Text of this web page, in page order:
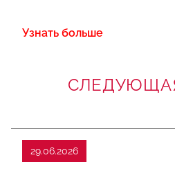
Узнать больше
29.06.2026